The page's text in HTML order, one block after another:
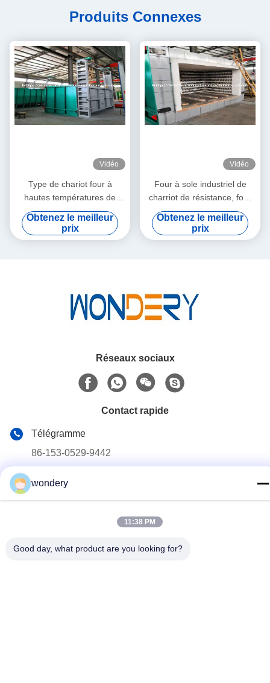
Produits Connexes
Vidéo
Type de chariot four à
hautes températures de
traitement thermique pour le
certificat de la CE de fonte
Obtenez le meilleur
prix
Vidéo
Four à sole industriel de
charriot de résistance, four
inférieur de voiture inclinant
le charriot
Obtenez le meilleur
prix
Réseaux sociaux
Contact rapide
Télégramme
86-153-0529-9442
E-mail
wondery
11:38 PM
Good day, what product are you looking for?